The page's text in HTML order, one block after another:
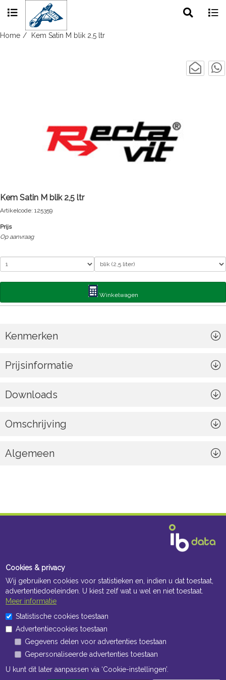
Skip
Home Kem Satin M blik 2,5 ltr
Kem Satin M blik 2,5 ltr
Artikelcode: 125359
Prijs
Op aanvraag
Winkelwagen
Kenmerken
Prijsinformatie
Downloads
Omschrijving
Algemeen
Navigatie
Algemene voorwaarden
Cookies & privacy
Wij gebruiken cookies voor statistieken en, indien u dat toestaat,
advertentiedoeleinden. U kiest zelf wat u wel en niet toestaat.
Meer informatie
Statistische cookies toestaan
Advertentiecookies toestaan
Gegevens delen voor advertenties toestaan
Gepersonaliseerde advertenties toestaan
U kunt dit later aanpassen via ‘Cookie-instellingen’.